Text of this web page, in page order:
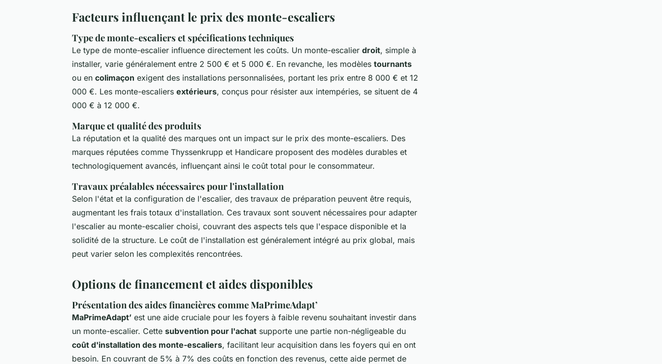
Facteurs influençant le prix des monte-escaliers
Type de monte-escaliers et spécifications techniques
Le type de monte-escalier influence directement les coûts. Un monte-escalier droit, simple à
installer, varie généralement entre 2 500 € et 5 000 €. En revanche, les modèles tournants
ou en colimaçon exigent des installations personnalisées, portant les prix entre 8 000 € et 12
000 €. Les monte-escaliers extérieurs, conçus pour résister aux intempéries, se situent de 4
000 € à 12 000 €.
Marque et qualité des produits
La réputation et la qualité des marques ont un impact sur le prix des monte-escaliers. Des
marques réputées comme Thyssenkrupp et Handicare proposent des modèles durables et
technologiquement avancés, influençant ainsi le coût total pour le consommateur.
Travaux préalables nécessaires pour l'installation
Selon l'état et la configuration de l'escalier, des travaux de préparation peuvent être requis,
augmentant les frais totaux d'installation. Ces travaux sont souvent nécessaires pour adapter
l'escalier au monte-escalier choisi, couvrant des aspects tels que l'espace disponible et la
solidité de la structure. Le coût de l'installation est généralement intégré au prix global, mais
peut varier selon les complexités rencontrées.
Options de financement et aides disponibles
Présentation des aides financières comme MaPrimeAdapt’
MaPrimeAdapt’ est une aide cruciale pour les foyers à faible revenu souhaitant investir dans
un monte-escalier. Cette subvention pour l'achat supporte une partie non-négligeable du
coût d'installation des monte-escaliers, facilitant leur acquisition dans les foyers qui en ont
besoin. En couvrant de 5% à 7% des coûts en fonction des revenus, cette aide permet de